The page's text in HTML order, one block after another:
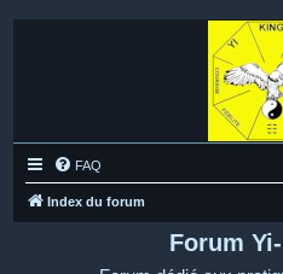
FAQ
Index du forum
Forum